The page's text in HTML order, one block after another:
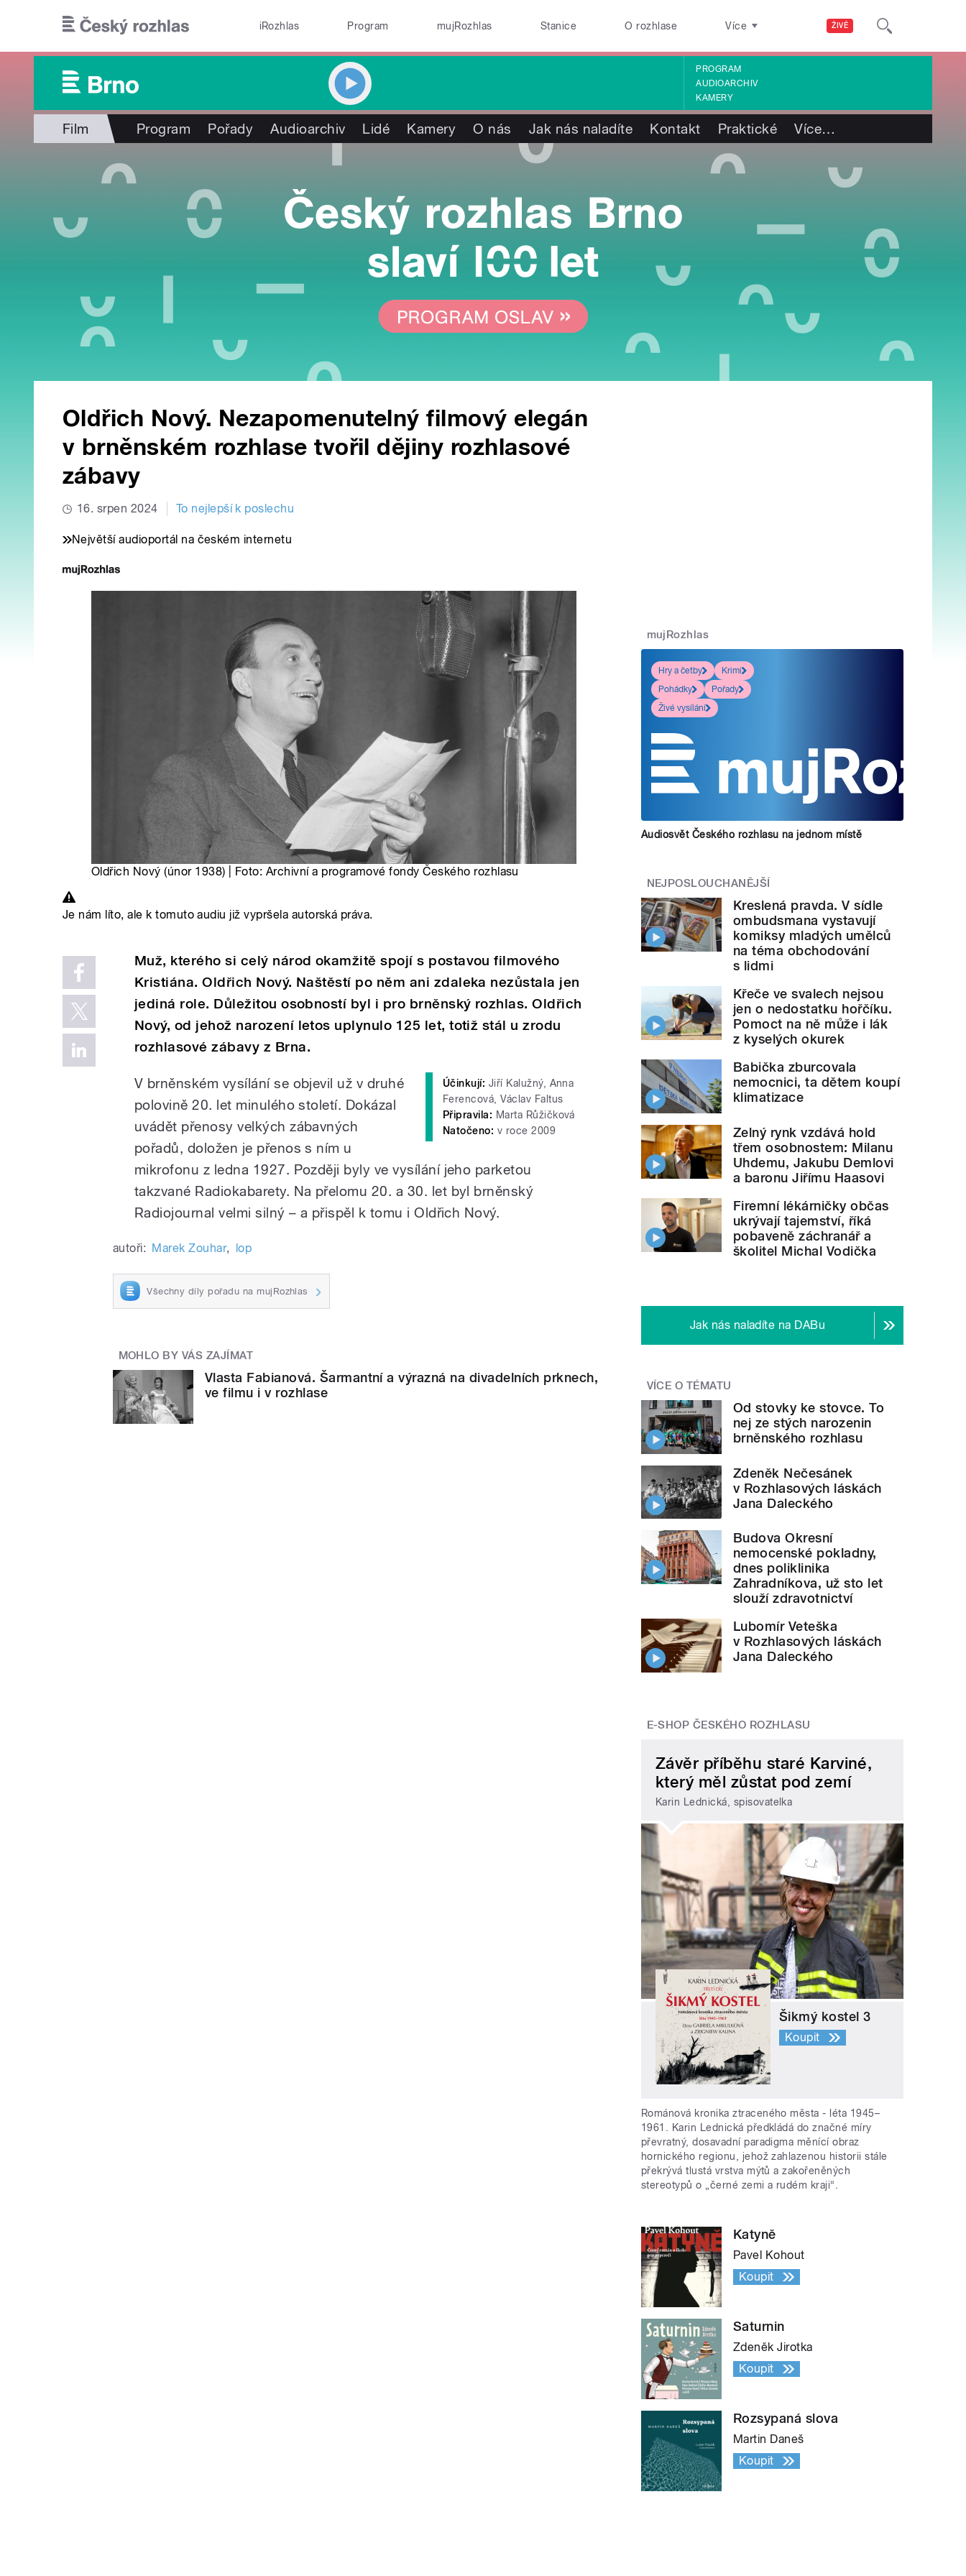
ŽIVĚ
iRozhlas Program mujRozhlas Stanice O rozhlase Více
PROGRAM
AUDIOARCHIV
KAMERY
Film Program Pořady Audioarchiv Lidé Kamery O nás Jak nás naladíte Kontakt Praktické Více…
Oldřich Nový. Nezapomenutelný filmový elegán
v brněnském rozhlase tvořil dějiny rozhlasové
zábavy
16. srpen 2024 To nejlepší k poslechu
Největší audioportál na českém internetu
Oldřich Nový (únor 1938) | Foto: Archivní a programové fondy Českého rozhlasu
Je nám líto, ale k tomuto audiu již vypršela autorská práva.
Muž, kterého si celý národ okamžitě spojí s postavou filmového
Kristiána. Oldřich Nový. Naštěstí po něm ani zdaleka nezůstala jen
jediná role. Důležitou osobností byl i pro brněnský rozhlas. Oldřich
Nový, od jehož narození letos uplynulo 125 let, totiž stál u zrodu
rozhlasové zábavy z Brna.
Účinkují: Jiří Kalužný, Anna
Ferencová, Václav Faltus
Připravila: Marta Růžičková
Natočeno: v roce 2009
V brněnském vysílání se objevil už v druhé
polovině 20. let minulého století. Dokázal
uvádět přenosy velkých zábavných
pořadů, doložen je přenos s ním u
mikrofonu z ledna 1927. Později byly ve vysílání jeho parketou
takzvané Radiokabarety. Na přelomu 20. a 30. let byl brněnský
Radiojournal velmi silný – a přispěl k tomu i Oldřich Nový.
autoři: Marek Zouhar, lop
Všechny díly pořadu na mujRozhlas
MOHLO BY VÁS ZAJÍMAT
Vlasta Fabianová. Šarmantní a výrazná na divadelních prknech,
ve filmu i v rozhlase
mujRozhlas
Hry a četby
Krimi
Pohádky
Pořady
Živé vysílání
Audiosvět Českého rozhlasu na jednom místě
NEJPOSLOUCHANĚJŠÍ
Kreslená pravda. V sídle
ombudsmana vystavují
komiksy mladých umělců
na téma obchodování
s lidmi
Křeče ve svalech nejsou
jen o nedostatku hořčíku.
Pomoct na ně může i lák
z kyselých okurek
Babička zburcovala
nemocnici, ta dětem koupí
klimatizace
Zelný rynk vzdává hold
třem osobnostem: Milanu
Uhdemu, Jakubu Demlovi
a baronu Jiřímu Haasovi
Firemní lékárničky občas
ukrývají tajemství, říká
pobaveně záchranář a
školitel Michal Vodička
Jak nás naladíte na DABu
VÍCE O TÉMATU
Od stovky ke stovce. To
nej ze stých narozenin
brněnského rozhlasu
Zdeněk Nečesánek
v Rozhlasových láskách
Jana Daleckého
Budova Okresní
nemocenské pokladny,
dnes poliklinika
Zahradníkova, už sto let
slouží zdravotnictví
Lubomír Veteška
v Rozhlasových láskách
Jana Daleckého
E-SHOP ČESKÉHO ROZHLASU
Závěr příběhu staré Karviné,
který měl zůstat pod zemí
Karin Lednická, spisovatelka
Šikmý kostel 3
Koupit
Románová kronika ztraceného města - léta 1945–
1961. Karin Lednická předkládá do značné míry
převratný, dosavadní paradigma měnící obraz
hornického regionu, jehož zahlazenou historii stále
překrývá tlustá vrstva mýtů a zakořeněných
stereotypů o „černé zemi a rudém kraji“.
Katyně
Pavel Kohout
Koupit
Saturnin
Zdeněk Jirotka
Koupit
Rozsypaná slova
Martin Daneš
Koupit